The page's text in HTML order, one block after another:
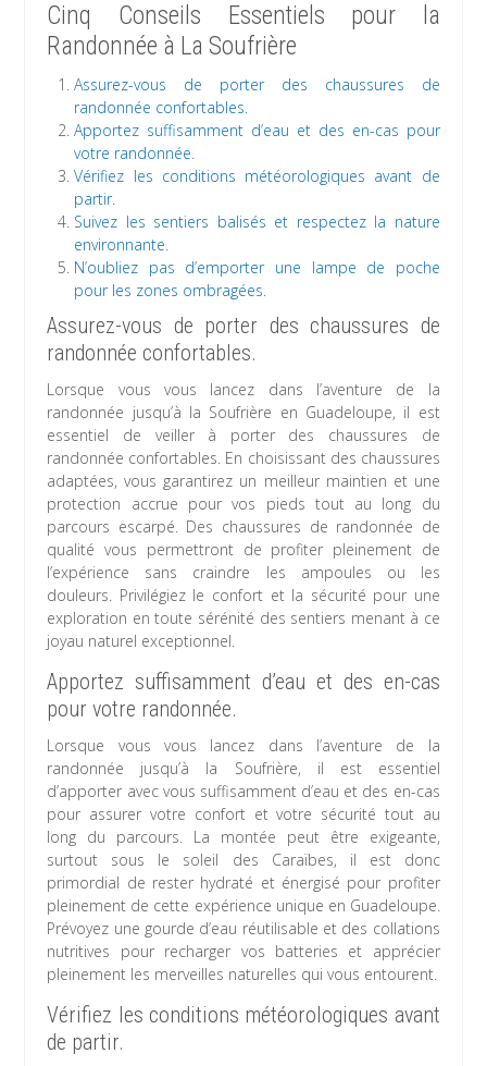
Cinq Conseils Essentiels pour la
Randonnée à La Soufrière
Assurez-vous de porter des chaussures de
randonnée confortables.
Apportez suffisamment d’eau et des en-cas pour
votre randonnée.
Vérifiez les conditions météorologiques avant de
partir.
Suivez les sentiers balisés et respectez la nature
environnante.
N’oubliez pas d’emporter une lampe de poche
pour les zones ombragées.
Assurez-vous de porter des chaussures de
randonnée confortables.
Lorsque vous vous lancez dans l’aventure de la
randonnée jusqu’à la Soufrière en Guadeloupe, il est
essentiel de veiller à porter des chaussures de
randonnée confortables. En choisissant des chaussures
adaptées, vous garantirez un meilleur maintien et une
protection accrue pour vos pieds tout au long du
parcours escarpé. Des chaussures de randonnée de
qualité vous permettront de profiter pleinement de
l’expérience sans craindre les ampoules ou les
douleurs. Privilégiez le confort et la sécurité pour une
exploration en toute sérénité des sentiers menant à ce
joyau naturel exceptionnel.
Apportez suffisamment d’eau et des en-cas
pour votre randonnée.
Lorsque vous vous lancez dans l’aventure de la
randonnée jusqu’à la Soufrière, il est essentiel
d’apporter avec vous suffisamment d’eau et des en-cas
pour assurer votre confort et votre sécurité tout au
long du parcours. La montée peut être exigeante,
surtout sous le soleil des Caraïbes, il est donc
primordial de rester hydraté et énergisé pour profiter
pleinement de cette expérience unique en Guadeloupe.
Prévoyez une gourde d’eau réutilisable et des collations
nutritives pour recharger vos batteries et apprécier
pleinement les merveilles naturelles qui vous entourent.
Vérifiez les conditions météorologiques avant
de partir.